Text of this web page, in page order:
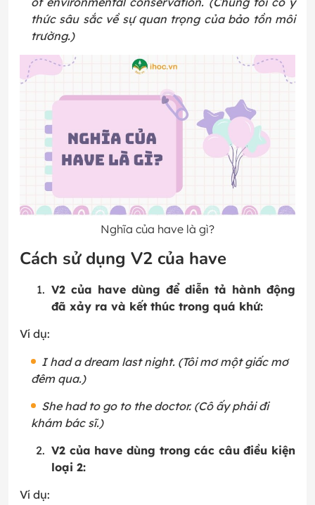
thức sâu sắc về sự quan trọng của bảo tồn môi
trường.)
Nghĩa của have là gì?
Cách sử dụng V2 của have
V2 của have dùng để diễn tả hành động
đã xảy ra và kết thúc trong quá khứ:
Ví dụ:
I had a dream last night. (Tôi mơ một giấc mơ
đêm qua.)
She had to go to the doctor. (Cô ấy phải đi
khám bác sĩ.)
V2 của have dùng trong các câu điều kiện
loại 2:
Ví dụ: